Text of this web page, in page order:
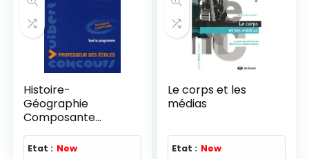
Histoire-
Géographie
Composante
majeure Concours
Professeur des
Etat : New
Le corps et les
médias
Etat : New